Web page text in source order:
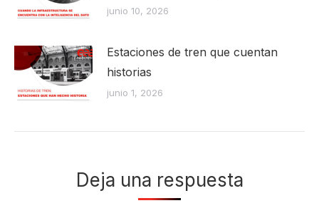
junio 10, 2026
Estaciones de tren que cuentan
historias
junio 1, 2026
Deja una respuesta